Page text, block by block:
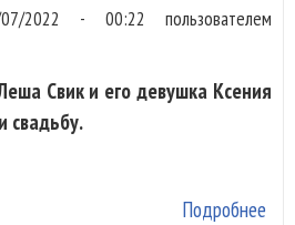
2022 - 00:22 пользователем
Свик и его девушка Ксения
свадьбу.
Подробнее